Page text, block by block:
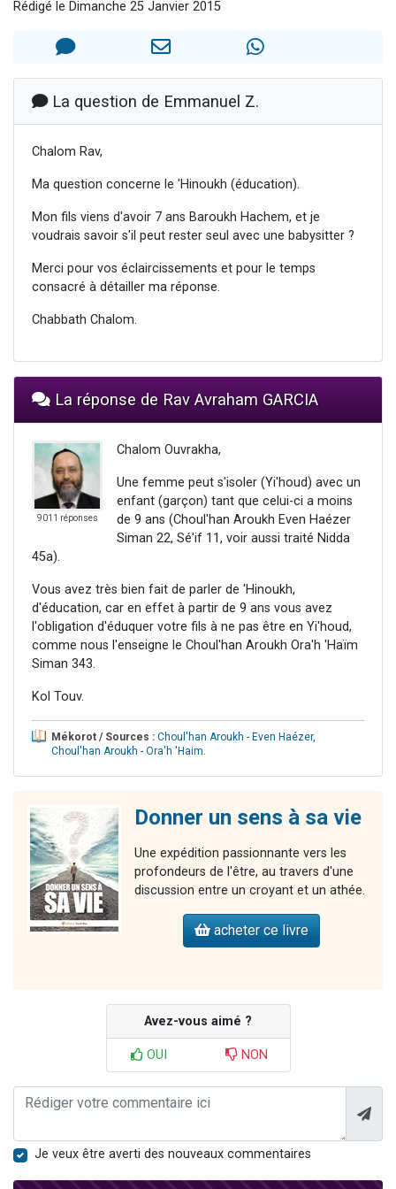
30 personnes viennent de faire un don pour Sauvez la jambe de Yohan
12 nouvelles musiques dans Torah-Box Music
29 personnes viennent de demander une bénédiction
Rédigé le Dimanche 25 Janvier 2015
La question de Emmanuel Z.
Chalom Rav,
Ma question concerne le 'Hinoukh (éducation).
Mon fils viens d'avoir 7 ans Baroukh Hachem, et je
voudrais savoir s'il peut rester seul avec une babysitter ?
Merci pour vos éclaircissements et pour le temps
consacré à détailler ma réponse.
Chabbath Chalom.
La réponse de Rav Avraham GARCIA
9011 réponses
Chalom Ouvrakha,
Une femme peut s'isoler (Yi'houd) avec un
enfant (garçon) tant que celui-ci a moins
de 9 ans (Choul'han Aroukh Even Haézer
Siman 22, Sé'if 11, voir aussi traité Nidda
45a).
Vous avez très bien fait de parler de 'Hinoukh,
d'éducation, car en effet à partir de 9 ans vous avez
l'obligation d'éduquer votre fils à ne pas être en Yi'houd,
comme nous l'enseigne le Choul'han Aroukh Ora'h 'Haïm
Siman 343.
Kol Touv.
Mékorot / Sources : Choul'han Aroukh - Even Haézer,
Choul'han Aroukh - Ora'h 'Haim.
Donner un sens à sa vie
Une expédition passionnante vers les
profondeurs de l'être, au travers d'une
discussion entre un croyant et un athée.
acheter ce livre
Avez-vous aimé ?
OUI NON
Je veux être averti des nouveaux commentaires